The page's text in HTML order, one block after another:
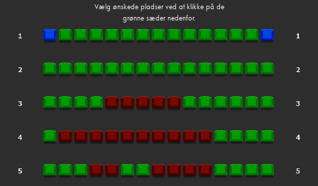
Vælg ønskede pladser ved at klikke på de
grønne sæder nedenfor.